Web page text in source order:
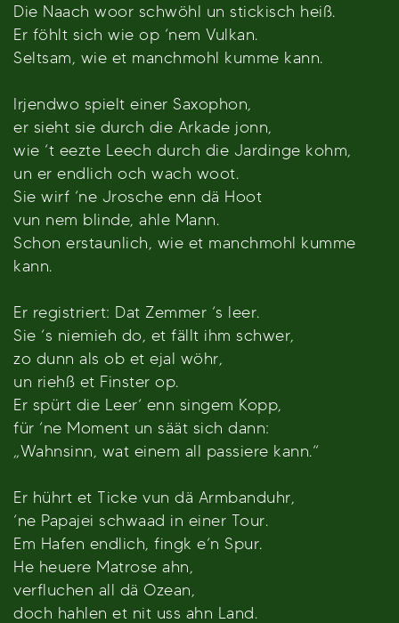
Die Naach woor schwöhl un stickisch heiß.
Er föhlt sich wie op ‘nem Vulkan.
Seltsam, wie et manchmohl kumme kann.
Irjendwo spielt einer Saxophon,
er sieht sie durch die Arkade jonn,
wie ‘t eezte Leech durch die Jardinge kohm,
un er endlich och wach woot.
Sie wirf ‘ne Jrosche enn dä Hoot
vun nem blinde, ahle Mann.
Schon erstaunlich, wie et manchmohl kumme
kann.
Er registriert: Dat Zemmer ‘s leer.
Sie ‘s niemieh do, et fällt ihm schwer,
zo dunn als ob et ejal wöhr,
un riehß et Finster op.
Er spürt die Leer‘ enn singem Kopp,
für ‘ne Moment un säät sich dann:
„Wahnsinn, wat einem all passiere kann.“
Er hührt et Ticke vun dä Armbanduhr,
‘ne Papajei schwaad in einer Tour.
Em Hafen endlich, fingk e‘n Spur.
He heuere Matrose ahn,
verfluchen all dä Ozean,
doch hahlen et nit uss ahn Land.